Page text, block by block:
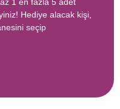
1 en fazla 5 adet
Hediye alacak kişi,
seçip